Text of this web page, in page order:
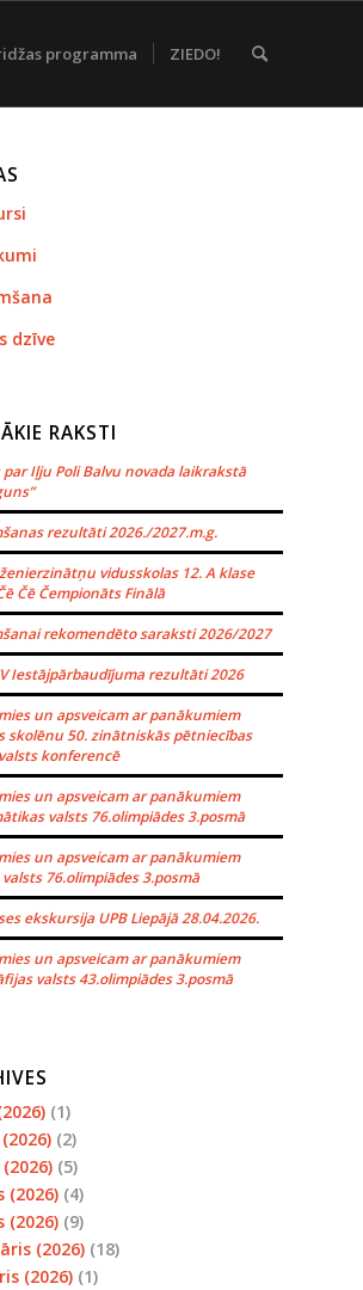
programma ZIEDO!
dzīve
RAKSTI
par Iļju Poli Balvu novada laikrakstā
rezultāti 2026./2027.m.g.
vidusskolas 12. A klase
Čē Čempionāts Finālā
rekomendēto saraksti 2026/2027
Iestājpārbaudījuma rezultāti 2026
un apsveicam ar panākumiem
skolēnu 50. zinātniskās pētniecības
konferencē
un apsveicam ar panākumiem
valsts 76.olimpiādes 3.posmā
un apsveicam ar panākumiem
valsts 76.olimpiādes 3.posmā
ekskursija UPB Liepājā 28.04.2026.
un apsveicam ar panākumiem
valsts 43.olimpiādes 3.posmā
(1)
(2)
(5)
(2026) (4)
(2026) (9)
(2026) (18)
(2026) (1)